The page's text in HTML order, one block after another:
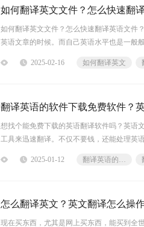
如何翻译英文文件？怎么快速翻
如何翻译英文文件？怎么快速翻译英语文件
英语文章的时候。而自己英语水平也是一般
语文件呢？今天小编就针对这个问题，给
2025-02-16 如何翻译英文
翻译英语的软件下载免费软件？
想找个能免费下载的英语翻译软件吗？英语
工具来迅速翻译。不仅不要钱，还能处理英
2025-01-12
翻译英语的软件下载
怎么翻译英文？英文翻译怎么操
现在买东西，尤其是网上买东西，能买到全